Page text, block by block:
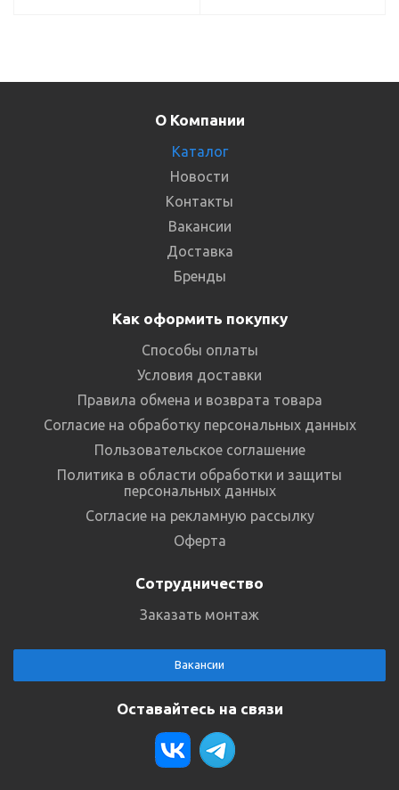
О Компании
Каталог
Новости
Контакты
Вакансии
Доставка
Бренды
Как оформить покупку
Способы оплаты
Условия доставки
Правила обмена и возврата товара
Согласие на обработку персональных данных
Пользовательское соглашение
Политика в области обработки и защиты
персональных данных
Согласие на рекламную рассылку
Оферта
Сотрудничество
Заказать монтаж
Вакансии
Оставайтесь на связи